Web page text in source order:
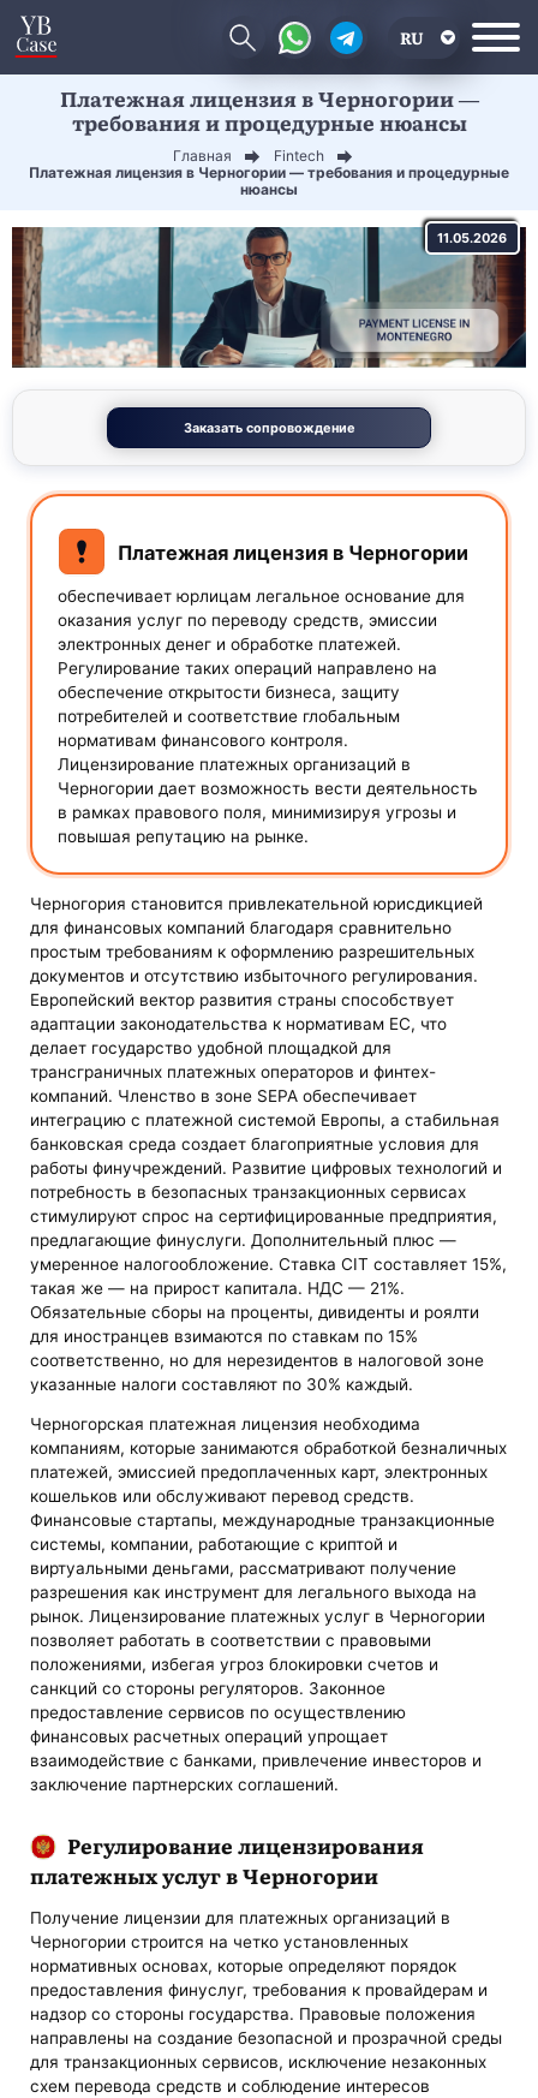
RU
EN
Платежная лицензия в Черногории —
требования и процедурные нюансы
Главная
Fintech
Платежная лицензия в Черногории — требования и процедурные
нюансы
11.05.2026
Заказать сопровождение
Платежная лицензия в Черногории
обеспечивает юрлицам легальное основание для
оказания услуг по переводу средств, эмиссии
электронных денег и обработке платежей.
Регулирование таких операций направлено на
обеспечение открытости бизнеса, защиту
потребителей и соответствие глобальным
нормативам финансового контроля.
Лицензирование платежных организаций в
Черногории дает возможность вести деятельность
в рамках правового поля, минимизируя угрозы и
повышая репутацию на рынке.
Черногория становится привлекательной юрисдикцией
для финансовых компаний благодаря сравнительно
простым требованиям к оформлению разрешительных
документов и отсутствию избыточного регулирования.
Европейский вектор развития страны способствует
адаптации законодательства к нормативам ЕС, что
делает государство удобной площадкой для
трансграничных платежных операторов и финтех-
компаний. Членство в зоне SEPA обеспечивает
интеграцию с платежной системой Европы, а стабильная
банковская среда создает благоприятные условия для
работы финучреждений. Развитие цифровых технологий и
потребность в безопасных транзакционных сервисах
стимулируют спрос на сертифицированные предприятия,
предлагающие финуслуги. Дополнительный плюс —
умеренное налогообложение. Ставка CIT составляет 15%,
такая же — на прирост капитала. НДС — 21%.
Обязательные сборы на проценты, дивиденты и роялти
для иностранцев взимаются по ставкам по 15%
соответственно, но для нерезидентов в налоговой зоне
указанные налоги составляют по 30% каждый.
Черногорская платежная лицензия необходима
компаниям, которые занимаются обработкой безналичных
платежей, эмиссией предоплаченных карт, электронных
кошельков или обслуживают перевод средств.
Финансовые стартапы, международные транзакционные
системы, компании, работающие с криптой и
виртуальными деньгами, рассматривают получение
разрешения как инструмент для легального выхода на
рынок. Лицензирование платежных услуг в Черногории
позволяет работать в соответствии с правовыми
положениями, избегая угроз блокировки счетов и
санкций со стороны регуляторов. Законное
предоставление сервисов по осуществлению
финансовых расчетных операций упрощает
взаимодействие с банками, привлечение инвесторов и
заключение партнерских соглашений.
Регулирование лицензирования
платежных услуг в Черногории
Получение лицензии для платежных организаций в
Черногории строится на четко установленных
нормативных основах, которые определяют порядок
предоставления финуслуг, требования к провайдерам и
надзор со стороны государства. Правовые положения
направлены на создание безопасной и прозрачной среды
для транзакционных сервисов, исключение незаконных
схем перевода средств и соблюдение интересов